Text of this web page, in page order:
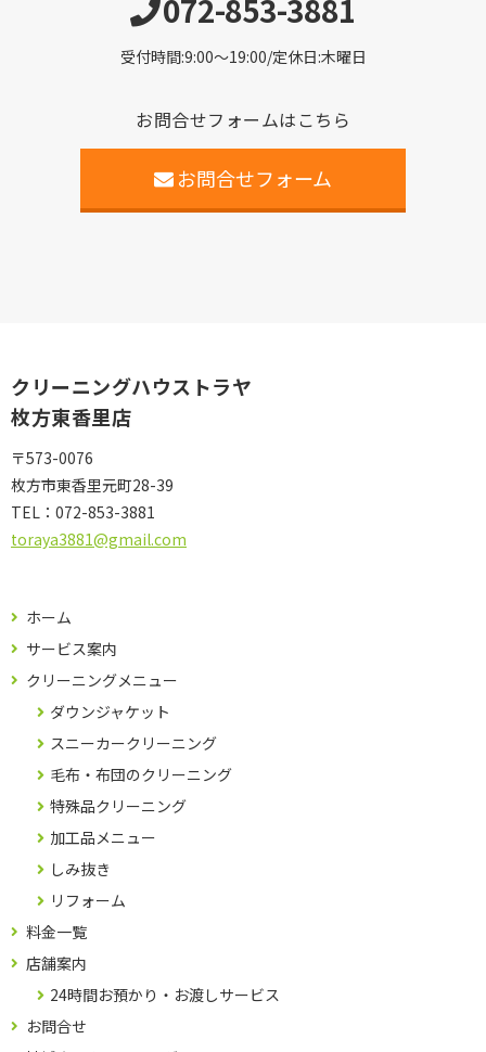
072-853-3881
受付時間:9:00〜19:00/定休日:木曜日
お問合せフォームはこちら
お問合せフォーム
クリーニングハウストラヤ
枚方東香里店
〒573-0076
枚方市東香里元町28-39
TEL： 072-853-3881
toraya3881@gmail.com
ホーム
サービス案内
クリーニングメニュー
ダウンジャケット
スニーカークリーニング
毛布・布団のクリーニング
特殊品クリーニング
加工品メニュー
しみ抜き
リフォーム
料金一覧
店舗案内
24時間お預かり・お渡しサービス
お問合せ